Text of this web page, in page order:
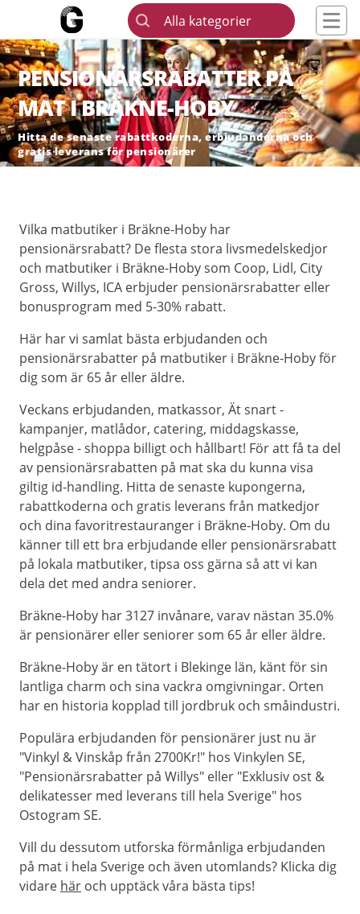
Alla kategorier
PENSIONÄRSRABATTER PÅ
MAT I BRÄKNE-HOBY
Hitta de senaste rabattkoderna, erbjudanderna och
gratis leverans för pensionärer
Vilka matbutiker i Bräkne-Hoby har
pensionärsrabatt? De flesta stora livsmedelskedjor
och matbutiker i Bräkne-Hoby som Coop, Lidl, City
Gross, Willys, ICA erbjuder pensionärsrabatter eller
bonusprogram med 5-30% rabatt.
Här har vi samlat bästa erbjudanden och
pensionärsrabatter på matbutiker i Bräkne-Hoby för
dig som är 65 år eller äldre.
Veckans erbjudanden, matkassor, Ät snart -
kampanjer, matlådor, catering, middagskasse,
helgpåse - shoppa billigt och hållbart! För att få ta del
av pensionärsrabatten på mat ska du kunna visa
giltig id-handling. Hitta de senaste kupongerna,
rabattkoderna och gratis leverans från matkedjor
och dina favoritrestauranger i Bräkne-Hoby. Om du
känner till ett bra erbjudande eller pensionärsrabatt
på lokala matbutiker, tipsa oss gärna så att vi kan
dela det med andra seniorer.
Bräkne-Hoby har 3127 invånare, varav nästan 35.0%
är pensionärer eller seniorer som 65 år eller äldre.
Bräkne-Hoby är en tätort i Blekinge län, känt för sin
lantliga charm och sina vackra omgivningar. Orten
har en historia kopplad till jordbruk och småindustri.
Populära erbjudanden för pensionärer just nu är
"Vinkyl & Vinskåp från 2700Kr!" hos Vinkylen SE,
"Pensionärsrabatter på Willys" eller "Exklusiv ost &
delikatesser med leverans till hela Sverige" hos
Ostogram SE.
Vill du dessutom utforska förmånliga erbjudanden
på mat i hela Sverige och även utomlands? Klicka dig
vidare här och upptäck våra bästa tips!